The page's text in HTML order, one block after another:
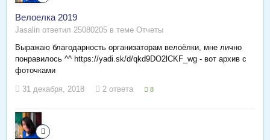
Велоелка 2019
Jasalin ответил 25080205 в теме Отчеты
Выражаю благодарность организаторам велоёлки, мне лично
понравилось ^^ https://yadi.sk/d/qkd9DO2lCKF_wg - вот архив с
фоточками
31 декабря, 2018 2 ответа 8